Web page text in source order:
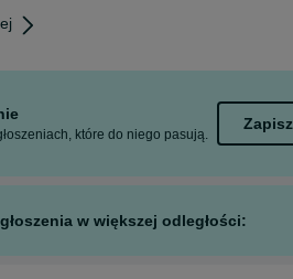
które do niego pasują.
Zapisz
w większej odległości: